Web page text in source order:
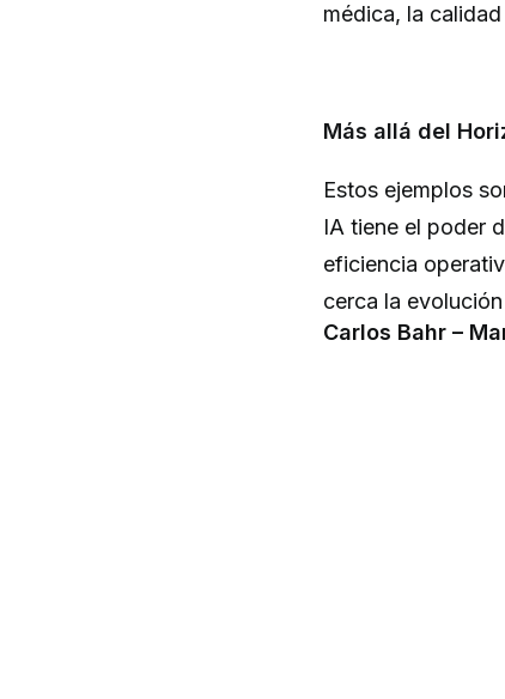
médica, la
Más allá del
Estos ejemplos
IA tiene el poder
eficiencia
cerca la
Carlos Bahr –